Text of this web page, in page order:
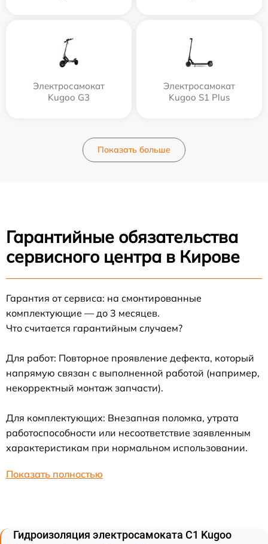
Электросамокат
Kugoo G3
Электросамокат
Kugoo S1 Plus
Показать больше
Гарантийные обязательства
сервисного центра в Кирове
Гарантия от сервиса: на смонтированные
комплектующие — до 3 месяцев.
Что считается гарантийным случаем?
Для работ: Повторное проявление дефекта, который
напрямую связан с выполненной работой (например,
некорректный монтаж запчасти).
Для комплектующих: Внезапная поломка, утрата
работоспособности или несоответствие заявленным
характеристикам при нормальном использовании.
Показать полностью
Гидроизоляция электросамоката C1 Kugoo